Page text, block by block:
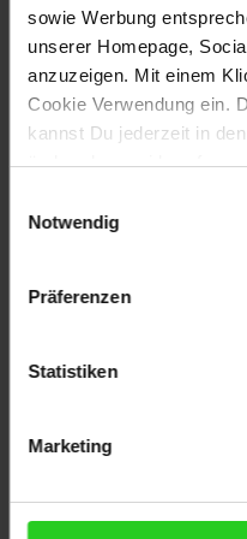
sowie Werbung
unserer Homepage,
anzuzeigen. Mit einem
Cookie Verwendung ein.
kannst Du jederzeit in den
ändern bzw. widerrufen.
Notwendig
Präferenzen
Statistiken
Marketing
+ Arbeitshöhe ca. 85 cm
+ Materialstärke der
Artikelnummer:
EAN: 4262421978016
Artikel gehört zur